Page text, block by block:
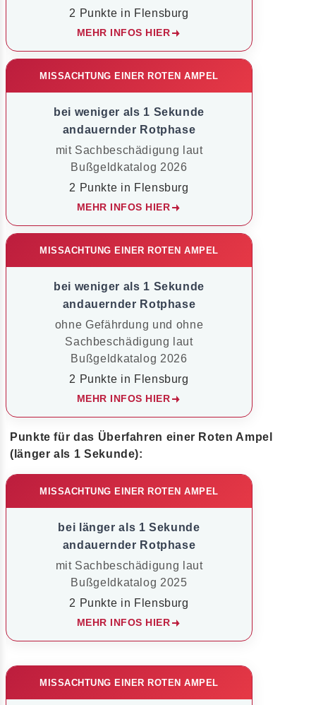
2 Punkte in Flensburg
MEHR INFOS HIER
MISSACHTUNG EINER ROTEN AMPEL
bei weniger als 1 Sekunde
andauernder Rotphase
mit Sachbeschädigung laut
Bußgeldkatalog 2026
2 Punkte in Flensburg
MEHR INFOS HIER
MISSACHTUNG EINER ROTEN AMPEL
bei weniger als 1 Sekunde
andauernder Rotphase
ohne Gefährdung und ohne
Sachbeschädigung laut
Bußgeldkatalog 2026
2 Punkte in Flensburg
MEHR INFOS HIER
Punkte für das Überfahren einer Roten Ampel
(länger als 1 Sekunde):
MISSACHTUNG EINER ROTEN AMPEL
bei länger als 1 Sekunde
andauernder Rotphase
mit Sachbeschädigung laut
Bußgeldkatalog 2025
2 Punkte in Flensburg
MEHR INFOS HIER
MISSACHTUNG EINER ROTEN AMPEL